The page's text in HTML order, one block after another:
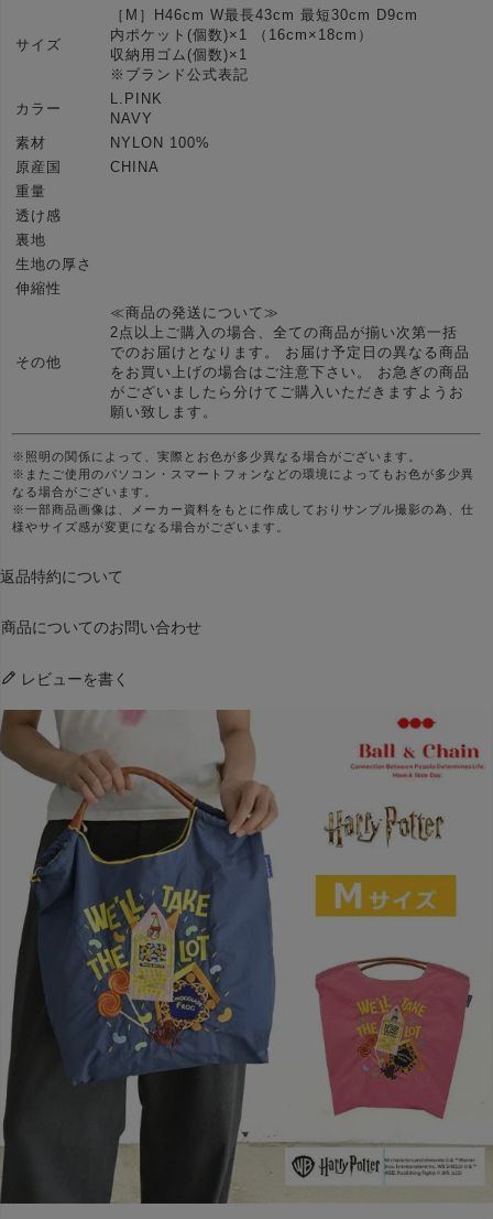
サイズ
［M］H46cm W最長43cm 最短30cm D9cm
内ポケット(個数)×1 （16cm×18cm）
収納用ゴム(個数)×1
※ブランド公式表記
カラー
L.PINK
NAVY
素材
NYLON 100%
原産国
CHINA
重量
透け感
裏地
生地の厚さ
伸縮性
その他
≪商品の発送について≫
2点以上ご購入の場合、全ての商品が揃い次第一括
でのお届けとなります。 お届け予定日の異なる商品
をお買い上げの場合はご注意下さい。 お急ぎの商品
がございましたら分けてご購入いただきますようお
願い致します。
※照明の関係によって、実際とお色が多少異なる場合がございます。
※またご使用のパソコン・スマートフォンなどの環境によってもお色が多少異
なる場合がございます。
※一部商品画像は、メーカー資料をもとに作成しておりサンプル撮影の為、仕
様やサイズ感が変更になる場合がございます。
返品特約について
商品についてのお問い合わせ
レビューを書く